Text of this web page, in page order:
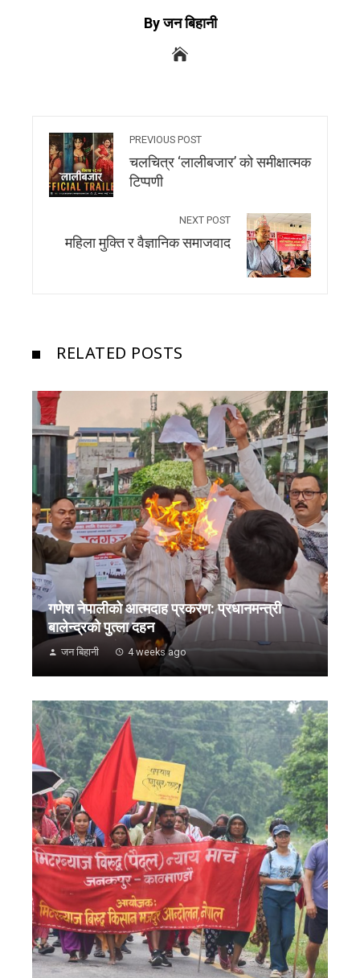
By जन बिहानी
PREVIOUS POST
चलचित्र ‘लालीबजार’ को समीक्षात्मक
टिप्पणी
NEXT POST
महिला मुक्ति र वैज्ञानिक समाजवाद
RELATED POSTS
गणेश नेपालीको आत्मदाह प्रकरण: प्रधानमन्त्री
बालेन्द्रको पुत्ला दहन
जन बिहानी 4 weeks ago